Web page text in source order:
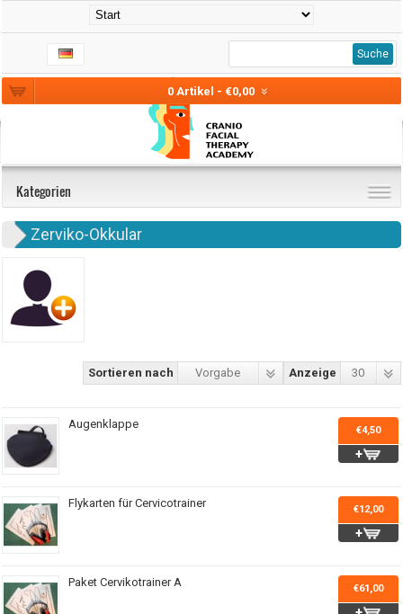
0 Artikel - €0,00
Suche
Kategorien
Zerviko-Okkular
Anzeige 30
Sortieren nach Vorgabe
Augenklappe €4,50
Flykarten für Cervicotrainer €12,00
Paket Cervikotrainer A €61,00